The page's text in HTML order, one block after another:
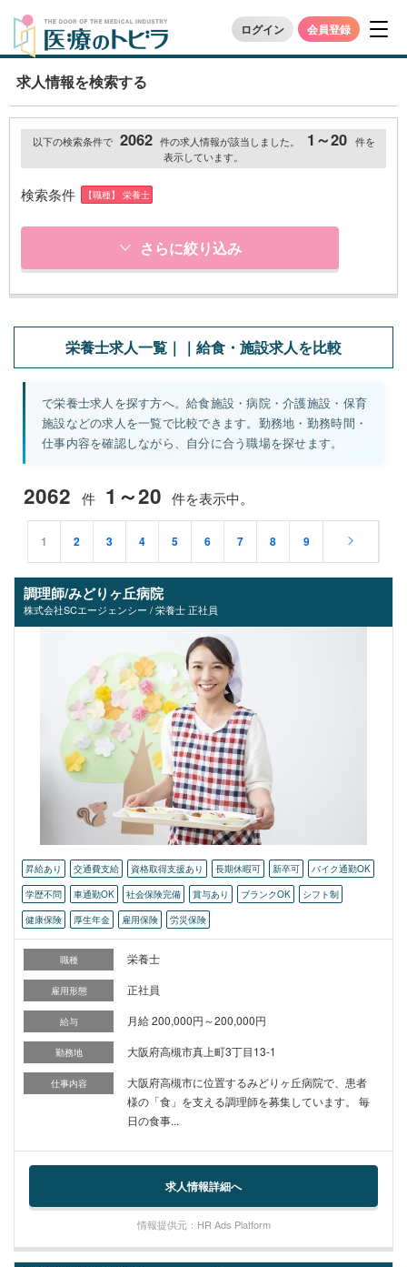
ログイン 会員登録
求人情報を検索する
以下の検索条件で 2062 件の求人情報が該当しました。 1～20 件を
表示しています。
検索条件 【職種】 栄養士
さらに絞り込み
栄養士求人一覧｜｜給食・施設求人を比較
で栄養士求人を探す方へ。給食施設・病院・介護施設・保育
施設などの求人を一覧で比較できます。勤務地・勤務時間・
仕事内容を確認しながら、自分に合う職場を探せます。
2062 件 1～20 件を表示中。
1 2 3 4 5 6 7 8 9
調理師/みどりヶ丘病院
株式会社SCエージェンシー / 栄養士 正社員
昇給あり 交通費支給 資格取得支援あり 長期休暇可 新卒可
バイク通勤OK
学歴不問
車通勤OK 社会保険完備 賞与あり ブランクOK
シフト制
健康保険
厚生年金 雇用保険 労災保険
職種 栄養士
雇用形態 正社員
給与 月給 200,000円～200,000円
勤務地 大阪府高槻市真上町3丁目13-1
仕事内容
大阪府高槻市に位置するみどりヶ丘病院で、患者
様の「食」を支える調理師を募集しています。 毎
日の食事...
求人情報詳細へ
情報提供元：HR Ads Platform